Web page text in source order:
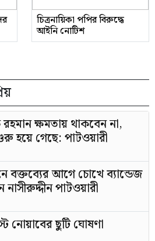
চিত্রনায়িকা পপির বিরুদ্ধে
আইনি নোটিশ
ক্ষমতায় থাকবেন না,
হয়ে গেছে: পাটওয়ারী
বক্তব্যের আগে চোখে ব্যান্ডেজ
নাসীরুদ্দীন পাটওয়ারী
নোয়াবের ছুটি ঘোষণা